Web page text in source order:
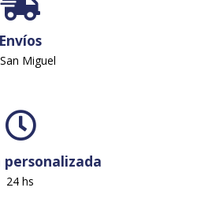
Envíos
Miguel
24 hs